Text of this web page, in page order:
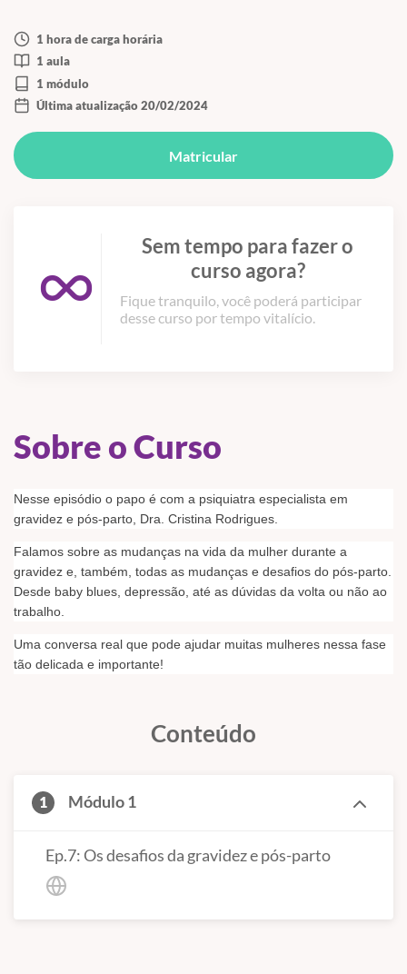
1 hora de carga horária
1 aula
1 módulo
Última atualização 20/02/2024
Matricular
Sem tempo para fazer o
curso agora?
Fique tranquilo, você poderá participar
desse curso por tempo vitalício.
Sobre o Curso
Nesse episódio o papo é com a psiquiatra especialista em
gravidez e pós-parto, Dra. Cristina Rodrigues.
Falamos sobre as mudanças na vida da mulher durante a
gravidez e, também, todas as mudanças e desafios do pós-parto.
Desde baby blues, depressão, até as dúvidas da volta ou não ao
trabalho.
Uma conversa real que pode ajudar muitas mulheres nessa fase
tão delicada e importante!
Conteúdo
1 Módulo 1
Ep.7: Os desafios da gravidez e pós-parto